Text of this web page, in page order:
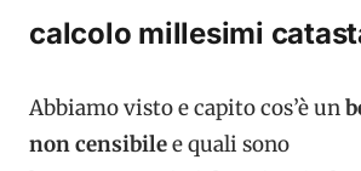
calcolo millesimi
Abbiamo visto e capito cos’è un
non censibilee quali sono